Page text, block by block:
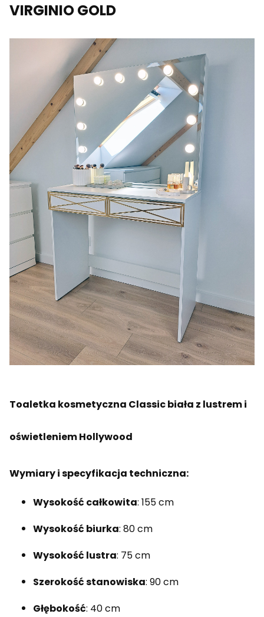
VIRGINIO GOLD
Toaletka kosmetyczna Classic biała z lustrem i
oświetleniem Hollywood
Wymiary i specyfikacja techniczna:
Wysokość całkowita: 155 cm
Wysokość biurka: 80 cm
Wysokość lustra: 75 cm
Szerokość stanowiska: 90 cm
Głębokość: 40 cm